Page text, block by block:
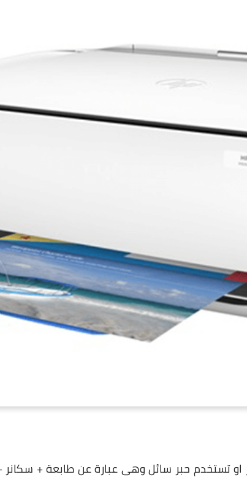
للحبر او تستخدم حبر سائل وهى عبارة عن طابعة +